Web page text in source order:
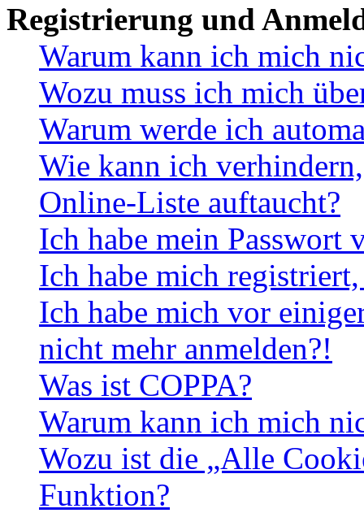
Registrierung und
Warum kann ich mich
Wozu muss ich mich
Warum werde ich
Wie kann ich
Online-Liste auftaucht?
Ich habe mein Passwort
Ich habe mich
Ich habe mich vor
nicht mehr anmelden?!
Was ist COPPA?
Warum kann ich mich
Wozu ist die „Alle
Funktion?